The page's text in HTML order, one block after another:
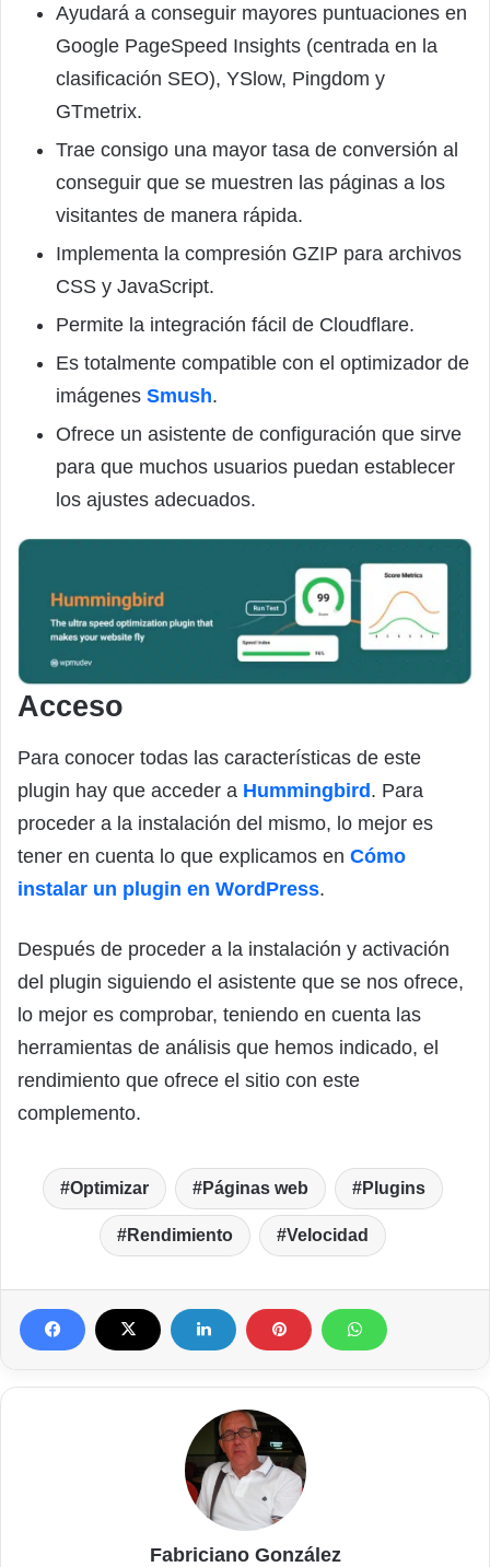
Ayudará a conseguir mayores puntuaciones en
Google PageSpeed ​​Insights (centrada en la
clasificación SEO), YSlow, Pingdom y
GTmetrix.
Trae consigo una mayor tasa de conversión al
conseguir que se muestren las páginas a los
visitantes de manera rápida.
Implementa la compresión GZIP para archivos
CSS y JavaScript.
Permite la integración fácil de Cloudflare.
Es totalmente compatible con el optimizador de
imágenes Smush.
Ofrece un asistente de configuración que sirve
para que muchos usuarios puedan establecer
los ajustes adecuados.
Acceso
Para conocer todas las características de este
plugin hay que acceder a Hummingbird . Para
proceder a la instalación del mismo, lo mejor es
tener en cuenta lo que explicamos en Cómo
instalar un plugin en WordPress.
Después de proceder a la instalación y activación
del plugin siguiendo el asistente que se nos ofrece,
lo mejor es comprobar, teniendo en cuenta las
herramientas de análisis que hemos indicado, el
rendimiento que ofrece el sitio con este
complemento.
Optimizar Páginas web Plugins
Rendimiento Velocidad
Fabriciano González